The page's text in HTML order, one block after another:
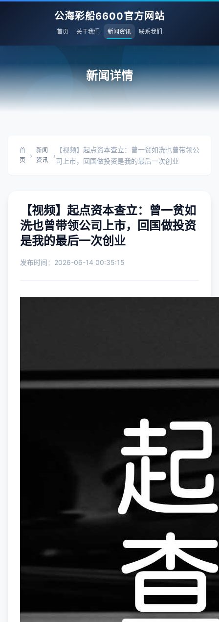
公海彩船6600官方网站
首页 关于我们 新闻资讯 联系我们
新闻详情
首
页
›
新闻
资讯
›
【视频】起点资本查立：曾一贫如洗也曾带领公
司上市，回国做投资是我的最后一次创业
【视频】起点资本查立：曾一贫如
洗也曾带领公司上市，回国做投资
是我的最后一次创业
发布时间：2026-06-14 00:35:15